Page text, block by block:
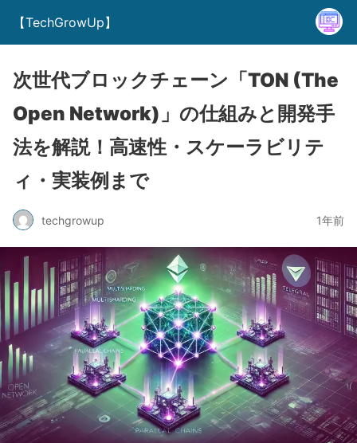
【TechGrowUp】
次世代ブロックチェーン「TON (The
Open Network)」の仕組みと開発手
法を解説！高速性・スケーラビリテ
ィ・実装例まで
techgrowup 1年前